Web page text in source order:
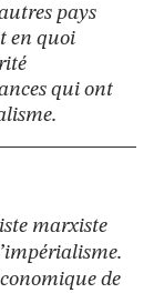
pays
en quoi
qui ont
marxiste
de